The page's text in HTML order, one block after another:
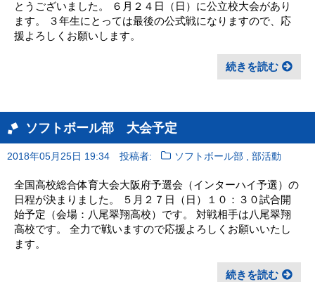
とうございました。 ６月２４日（日）に公立校大会があり
ます。 ３年生にとっては最後の公式戦になりますので、応
援よろしくお願いします。
続きを読む
ソフトボール部 大会予定
2018年05月25日 19:34 投稿者: ソフトボール部 ,部活動
全国高校総合体育大会大阪府予選会（インターハイ予選）の
日程が決まりました。 ５月２７日（日）１０：３０試合開
始予定（会場：八尾翠翔高校）です。 対戦相手は八尾翠翔
高校です。 全力で戦いますので応援よろしくお願いいたし
ます。
続きを読む